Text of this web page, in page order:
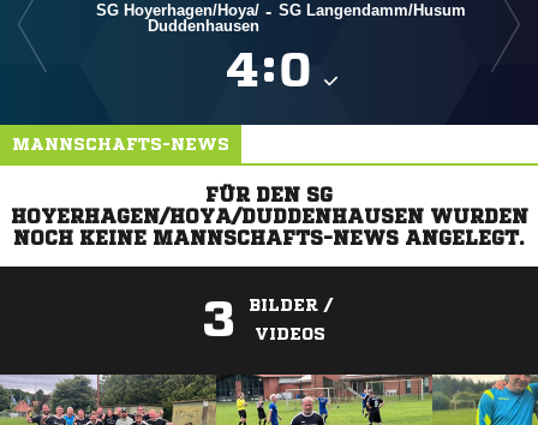
SG Hoyerhagen/​Hoya/​
Duddenhausen
- SG Langendamm/​Husum
:
MANNSCHAFTS-NEWS
FÜR DEN SG
HOYERHAGEN/HOYA/DUDDENHAUSEN WURDEN
NOCH KEINE MANNSCHAFTS-NEWS ANGELEGT.
3
BILDER /
VIDEOS